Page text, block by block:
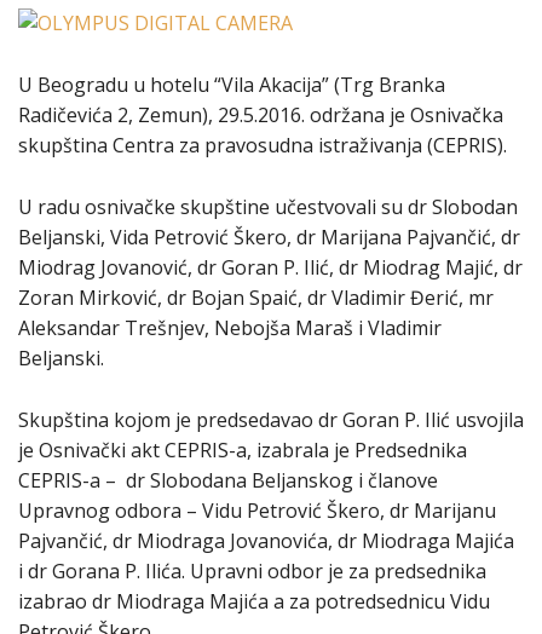
U Beogradu u hotelu “Vila Akacija” (Trg Branka
Radičevića 2, Zemun), 29.5.2016. održana je Osnivačka
skupština Centra za pravosudna istraživanja (CEPRIS).
U radu osnivačke skupštine učestvovali su dr Slobodan
Beljanski, Vida Petrović Škero, dr Marijana Pajvančić, dr
Miodrag Jovanović, dr Goran P. Ilić, dr Miodrag Majić, dr
Zoran Mirković, dr Bojan Spaić, dr Vladimir Đerić, mr
Aleksandar Trešnjev, Nebojša Maraš i Vladimir
Beljanski.
Skupština kojom je predsedavao dr Goran P. Ilić usvojila
je Osnivački akt CEPRIS-a, izabrala je Predsednika
CEPRIS-a – dr Slobodana Beljanskog i članove
Upravnog odbora – Vidu Petrović Škero, dr Marijanu
Pajvančić, dr Miodraga Jovanovića, dr Miodraga Majića
i dr Gorana P. Ilića. Upravni odbor je za predsednika
izabrao dr Miodraga Majića a za potredsednicu Vidu